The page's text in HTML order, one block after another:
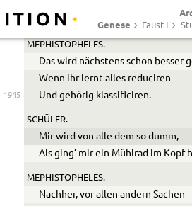
Genese
Faust I
Kann euch nicht eben ganz
MEPHISTOPHELES.
Das wird nächstens schon besser
Wenn ihr lernt alles reduciren
1945 Und gehörig klassificiren.
SCHÜLER.
Mir wird von alle dem so dumm,
Als ging’ mir ein Mühlrad im Kopf
MEPHISTOPHELES.
Nachher, vor allen andern Sachen